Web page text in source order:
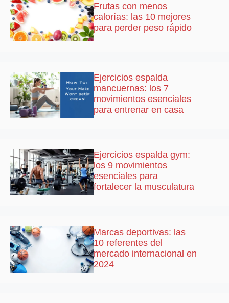
Frutas con menos
calorías: las 10 mejores
para perder peso rápido
Ejercicios espalda
mancuernas: los 7
movimientos esenciales
para entrenar en casa
Ejercicios espalda gym:
los 9 movimientos
esenciales para
fortalecer la musculatura
Marcas deportivas: las
10 referentes del
mercado internacional en
2024